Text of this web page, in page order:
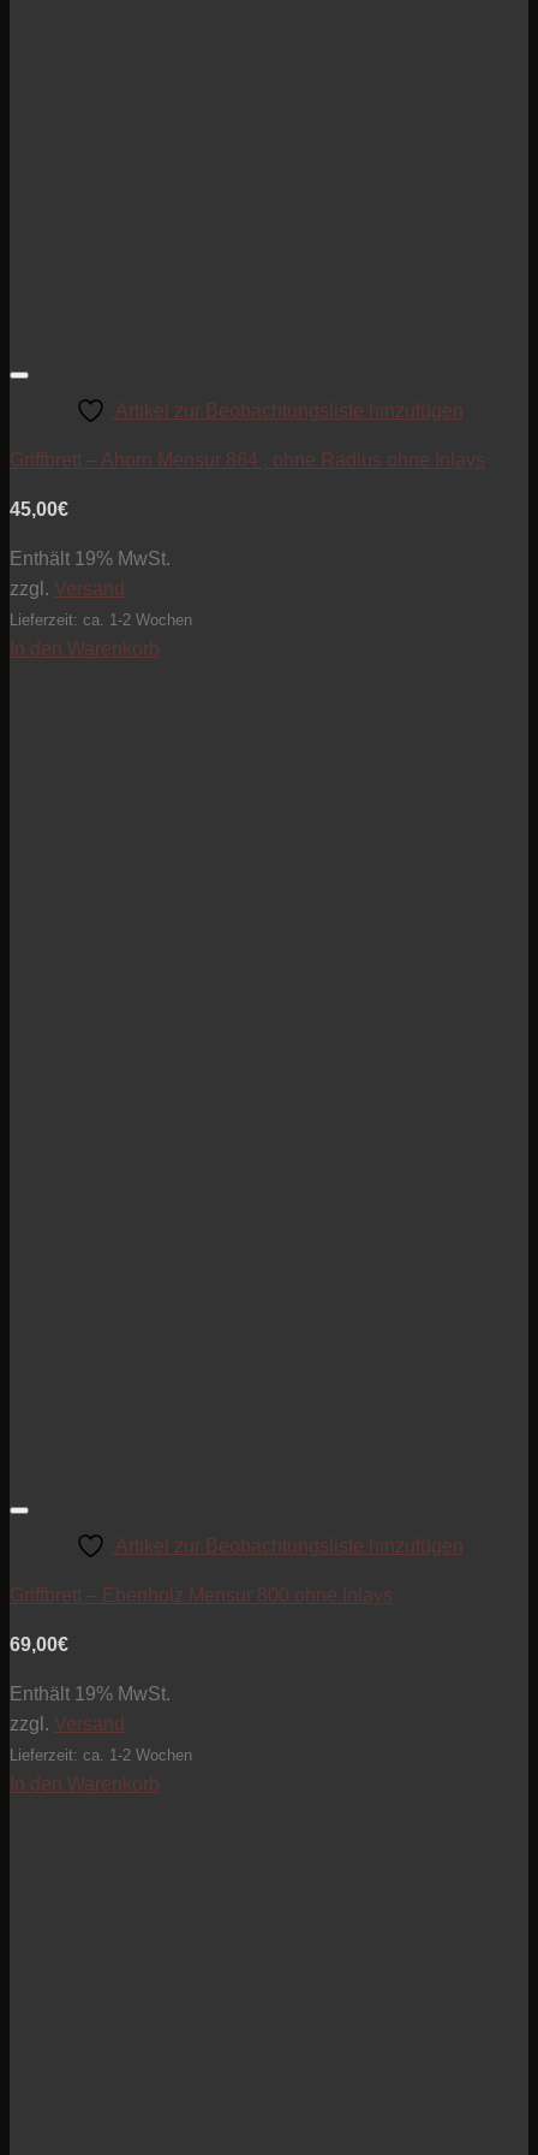
Artikel zur Beobachtungsliste hinzufügen
Griffbrett – Ahorn Mensur 864 , ohne Radius ohne Inlays
45,00€
Enthält 19% MwSt.
zzgl. Versand
Lieferzeit: ca. 1-2 Wochen
In den Warenkorb
Artikel zur Beobachtungsliste hinzufügen
Griffbrett – Ebenholz Mensur 800 ohne Inlays
69,00€
Enthält 19% MwSt.
zzgl. Versand
Lieferzeit: ca. 1-2 Wochen
In den Warenkorb